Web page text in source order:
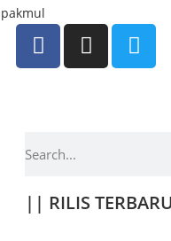
|| RILIS TERBARU